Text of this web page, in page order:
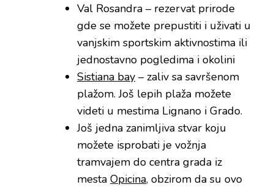
Val Rosandra – rezervat prirode
gde se možete prepustiti i uživati u
vanjskim sportskim aktivnostima ili
jednostavno pogledima i okolini
Sistiana bay – zaliv sa savršenom
plažom. Još lepih plaža možete
videti u mestima Lignano i Grado.
Još jedna zanimljiva stvar koju
možete isprobati je vožnja
tramvajem do centra grada iz
mesta Opicina, obzirom da su ovo